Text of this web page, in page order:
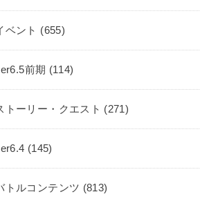
ベント (655)
前期 (114)
トーリー・クエスト (271)
(145)
トルコンテンツ (813)